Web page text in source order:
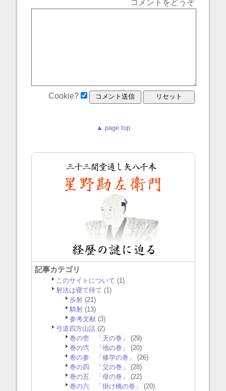
コメントをどうぞ
Cookie?
▲ page top
記事カテゴリ
このサイトについて (1)
射法は寝て待て (1)
歩射(21)
騎射(13)
参考文献(3)
弓道四方山話(2)
巻の壱 「天の巻」
(29)
巻の弐 「地の巻」
(20)
巻の参 「修学の巻」
(26)
巻の四 「父の巻」
(28)
巻の五 「母の巻」
(22)
巻の六 「掛け橋の巻」
(20)